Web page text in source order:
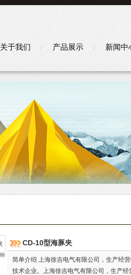
关于我们 产品展示 新闻中
CD-10型海豚夹
简单介绍 上海徐吉电气有限公司，生产经
技术企业。上海徐吉电气有限公司，生产经